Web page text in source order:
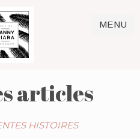
MENU
articles
HISTOIRES